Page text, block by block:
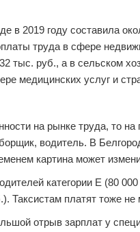
в 2019 году составила
труда в сфере
тыс. руб., а в сельском
медицинских услуг и
на рынке труда, то
водитель. В
картина может
категории Е (80
Таксистам платят тоже
отрыв зарплат у